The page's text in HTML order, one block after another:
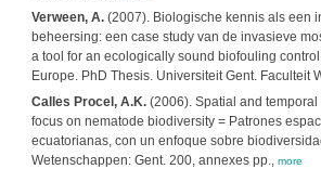
Verween, A.(2007). Biologische kennis als een
beheersing: een case study van de invasieve
a tool for an ecologically sound biofouling
Europe. PhD Thesis. Universiteit Gent. Faculteit
Calles Procel, A.K.(2006). Spatial and temporal
focus on nematode biodiversity = Patrones
ecuatorianas, con un enfoque sobre
Wetenschappen: Gent. 200, annexes pp., more